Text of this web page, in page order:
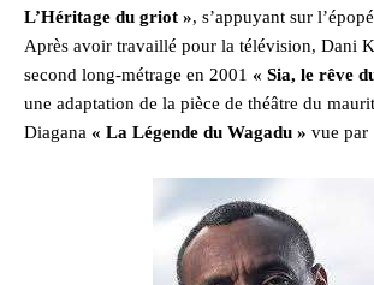
L’Héritage du griot », s’appuyant sur
Après avoir travaillé pour la télévision, Dani
second long-métrage en 2001 « Sia, le rêve
une adaptation de la pièce de théâtre du
Diagana « La Légende du Wagadu » vue par